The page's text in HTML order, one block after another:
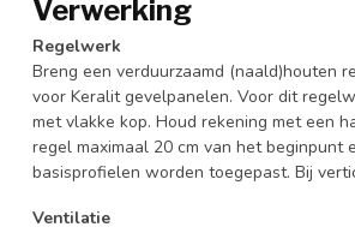
Verwerking
Regelwerk
Breng een verduurzaamd (naald)houten
voor Keralit gevelpanelen. Voor dit
met vlakke kop. Houd rekening met een
regel maximaal 20 cm van het
basisprofielen worden toegepast. Bij
Ventilatie